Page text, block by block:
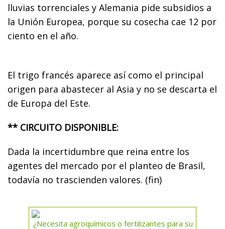
lluvias torrenciales y Alemania pide subsidios a
la Unión Europea, porque su cosecha cae 12 por
ciento en el año.
El trigo francés aparece así como el principal
origen para abastecer al Asia y no se descarta el
de Europa del Este.
** CIRCUITO DISPONIBLE:
Dada la incertidumbre que reina entre los
agentes del mercado por el planteo de Brasil,
todavía no trascienden valores. (fin)
¿Necesita agroquímicos o fertilizantes para su